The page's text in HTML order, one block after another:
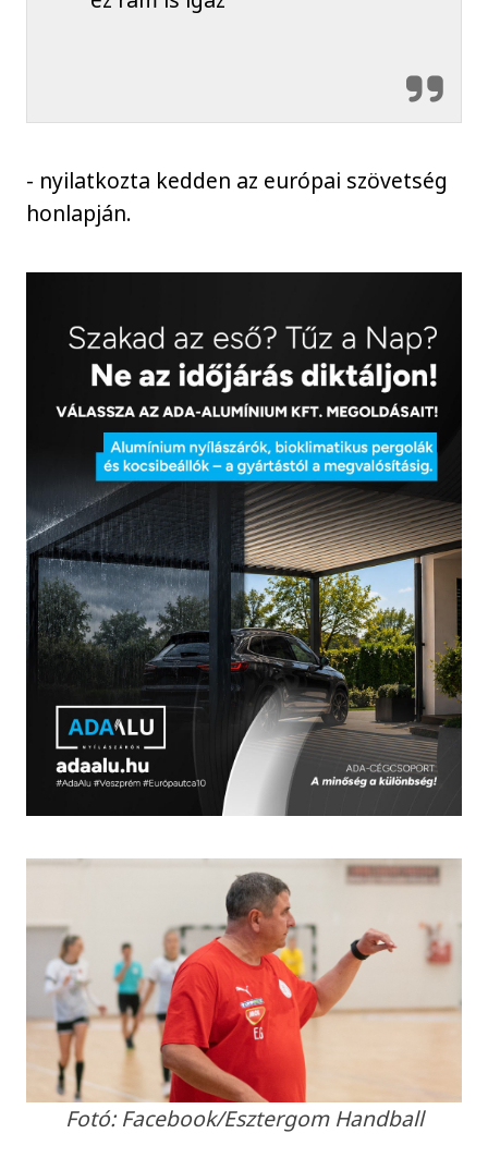
- nyilatkozta kedden az európai szövetség
honlapján.
Fotó: Facebook/Esztergom Handball